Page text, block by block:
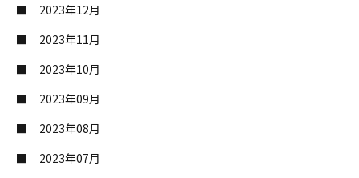
2023年12月
2023年11月
2023年10月
2023年09月
2023年08月
2023年07月